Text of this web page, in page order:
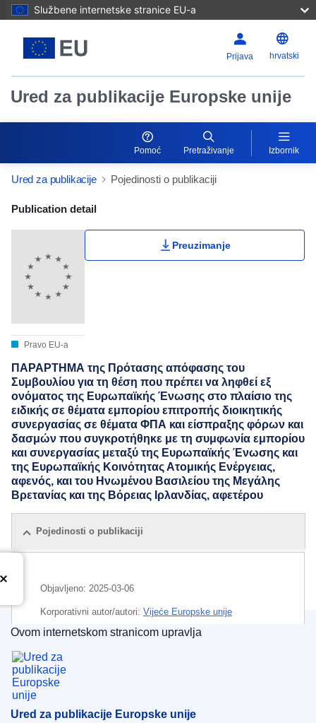
Službene internetske stranice EU-a
Prijava hrvatski
Ured za publikacije Europske unije
Pomoć Pretraživanje Izbornik
Ured za publikacije Pojedinosti o publikaciji
Publication Detail Actions Portlet
Publication detail
Pravo EU-a
Preuzimanje
ΠΑΡΑΡΤΗΜΑ της Πρότασης απόφασης του
Συμβουλίου για τη θέση που πρέπει να ληφθεί εξ
ονόματος της Ευρωπαϊκής Ένωσης στο πλαίσιο της
ειδικής σε θέματα εμπορίου επιτροπής διοικητικής
συνεργασίας σε θέματα ΦΠΑ και είσπραξης φόρων και
δασμών που συγκροτήθηκε με τη συμφωνία εμπορίου
και συνεργασίας μεταξύ της Ευρωπαϊκής Ένωσης και
της Ευρωπαϊκής Κοινότητας Ατομικής Ενέργειας,
αφενός, και του Ηνωμένου Βασιλείου της Μεγάλης
Βρετανίας και της Βόρειας Ιρλανδίας, αφετέρου
Pojedinosti o publikaciji
Objavljeno: 2025-03-06
Korporativni autor/autori: Vijeće Europske unije
IMMC : ST 6846 2025 ADD 2
Ured za publikacije Europske unije
Ovom internetskom stranicom upravlja
Ured za publikacije Europske unije